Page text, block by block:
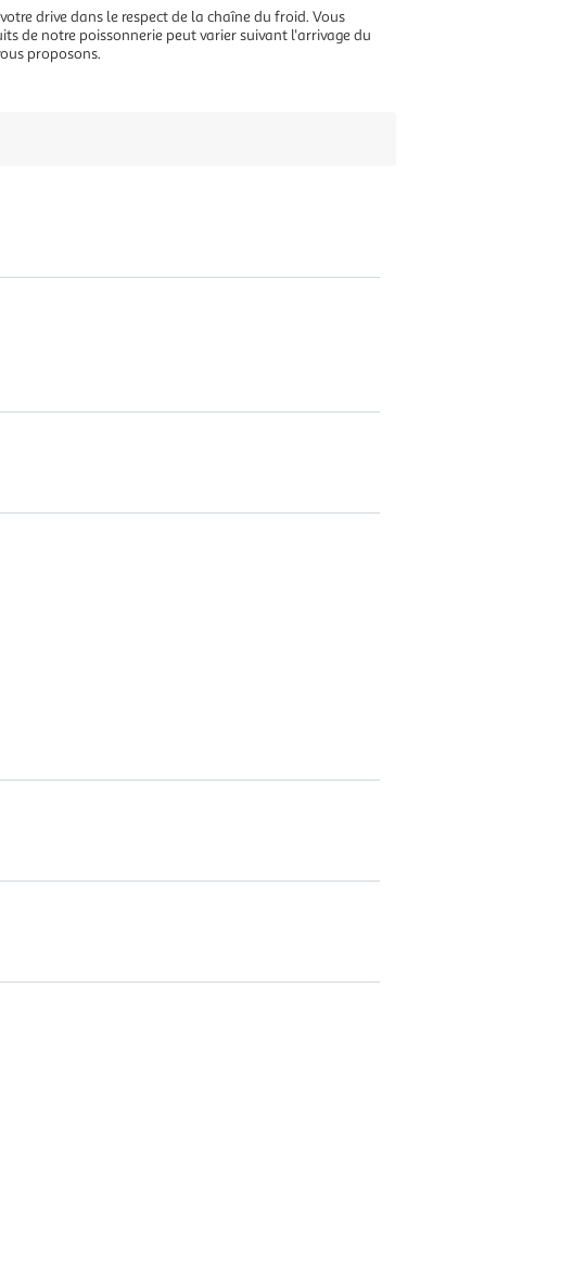
drive dans le respect de la chaîne du froid. Vous
de notre poissonnerie peut varier suivant l'arrivage du
proposons.